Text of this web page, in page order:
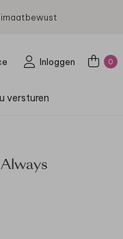
Inloggen 0
versturen